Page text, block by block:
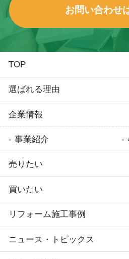
お問い合わせ
TOP
選ばれる理由
企業情報
事業紹介
売りたい
買いたい
リフォーム施工事例
ニュース・トピックス